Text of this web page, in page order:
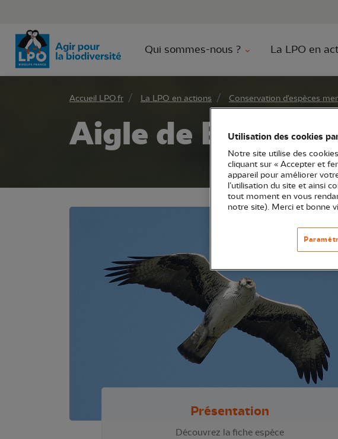
Qui sommes-nous ? La LPO en
Accueil LPO.fr La LPO en actions Conservation d'espèces
Aigle de Bonelli
Présentation
Découvrez la fiche espèce
Utilisation des cookies
Notre site utilise des
cliquant sur « Accepter et
appareil pour améliorer
l’utilisation du site et ainsi
tout moment en vous
notre site). Merci et bonne